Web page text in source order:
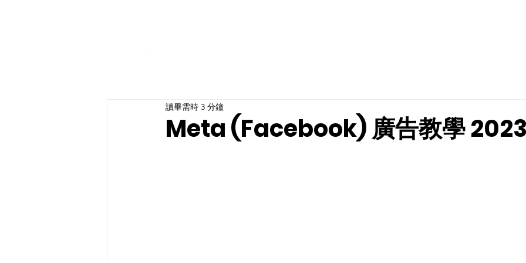
Meta (Facebook) 廣告教學 2023
讀畢需時 3 分鐘